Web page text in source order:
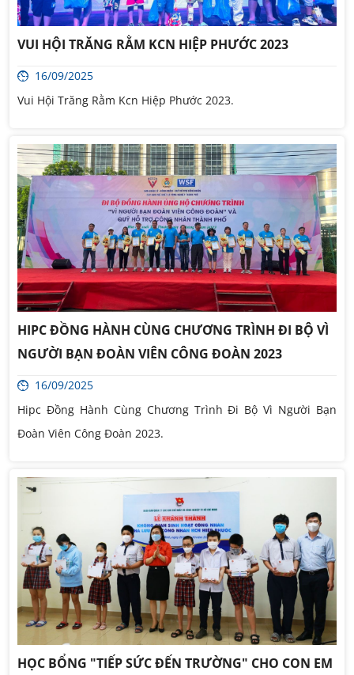
VUI HỘI TRĂNG RẰM KCN HIỆP PHƯỚC 2023
16/09/2025
Vui Hội Trăng Rằm Kcn Hiệp Phước 2023.
HIPC ĐỒNG HÀNH CÙNG CHƯƠNG TRÌNH ĐI BỘ VÌ
NGƯỜI BẠN ĐOÀN VIÊN CÔNG ĐOÀN 2023
16/09/2025
Hipc Đồng Hành Cùng Chương Trình Đi Bộ Vì Người Bạn
Đoàn Viên Công Đoàn 2023.
HỌC BỔNG "TIẾP SỨC ĐẾN TRƯỜNG" CHO CON EM